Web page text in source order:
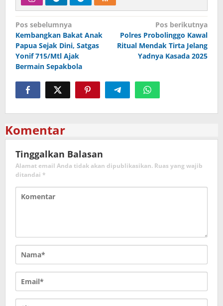
Navigasi
pos
Pos sebelumnya
Kembangkan Bakat Anak
Papua Sejak Dini, Satgas
Yonif 715/Mtl Ajak
Bermain Sepakbola
Pos berikutnya
Polres Probolinggo Kawal
Ritual Mendak Tirta Jelang
Yadnya Kasada 2025
Komentar
Tinggalkan Balasan
Alamat email Anda tidak akan dipublikasikan. Ruas yang wajib
ditandai *